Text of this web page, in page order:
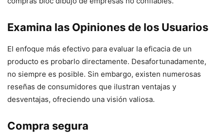
Examina las Opiniones de los Usuarios
El enfoque más efectivo para evaluar la eficacia de un
producto es probarlo directamente. Desafortunadamente,
no siempre es posible. Sin embargo, existen numerosas
reseñas de consumidores que ilustran ventajas y
desventajas, ofreciendo una visión valiosa.
Compra segura